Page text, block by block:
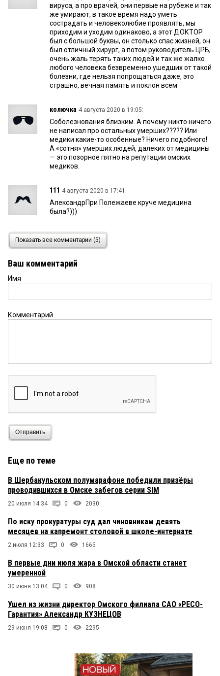
вируса, а про врачей, они первые на рубеже и так
же умирают, в такое время надо уметь
сострадать и человеколюбие проявлять, мы
приходим и уходим одинаково, а этот ДОКТОР
был с большой буквы, он столько спас жизней, он
был отличный хирург, а потом руководитель ЦРБ,
очень жаль терять таких людей и так же жалко
любого человека безвременно ушедших от такой
болезни, где нельзя попрощаться даже, это
страшно, вечная память и поклон всем
колючка 4 августа 2020 в 19:05:
Соболезнования близким. А почему никто ничего
не написал про остальных умерших????? Или
медики какие-то особенные? Ничего подобного!
А «сотня» умерших людей, далеких от медицины
— это позорное пятно на репутации омских
медиков.
111 4 августа 2020 в 17:41:
АлександрПри Полежаеве круче медицина
была?)))
Петр Непервый
Хороший человек ушёл из жизни земной.
грехи,даруй ему царствие небесное!
Имя нашей сегодняшней омской медицины
Бурков, Солдатова и компани
Показать все комментарии (5)
Ваш комментарий
Имя
Комментарий
Отправить
Еще по теме
В Шербакульском полумарафоне победили призёры
проводившихся в Омске забегов серии SIM
20 июля 14:34 0 2030
По иску прокуратуры суд дал чиновникам девять
месяцев на капремонт столовой в школе-интернате
2 июля 12:33 0 1665
В первые дни июля жара в Омской области станет
умеренной
30 июня 13:04 0 908
Ушел из жизни директор Омского филиала САО «РЕСО-
Гарантия» Александр КУЗНЕЦОВ
29 июня 19:08 0 2295